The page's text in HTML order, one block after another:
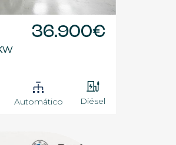
36.900€
Automático Diésel